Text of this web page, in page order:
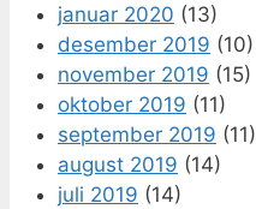
januar 2020 (13)
desember 2019 (10)
november 2019 (15)
oktober 2019 (11)
september 2019 (11)
august 2019 (14)
juli 2019 (14)